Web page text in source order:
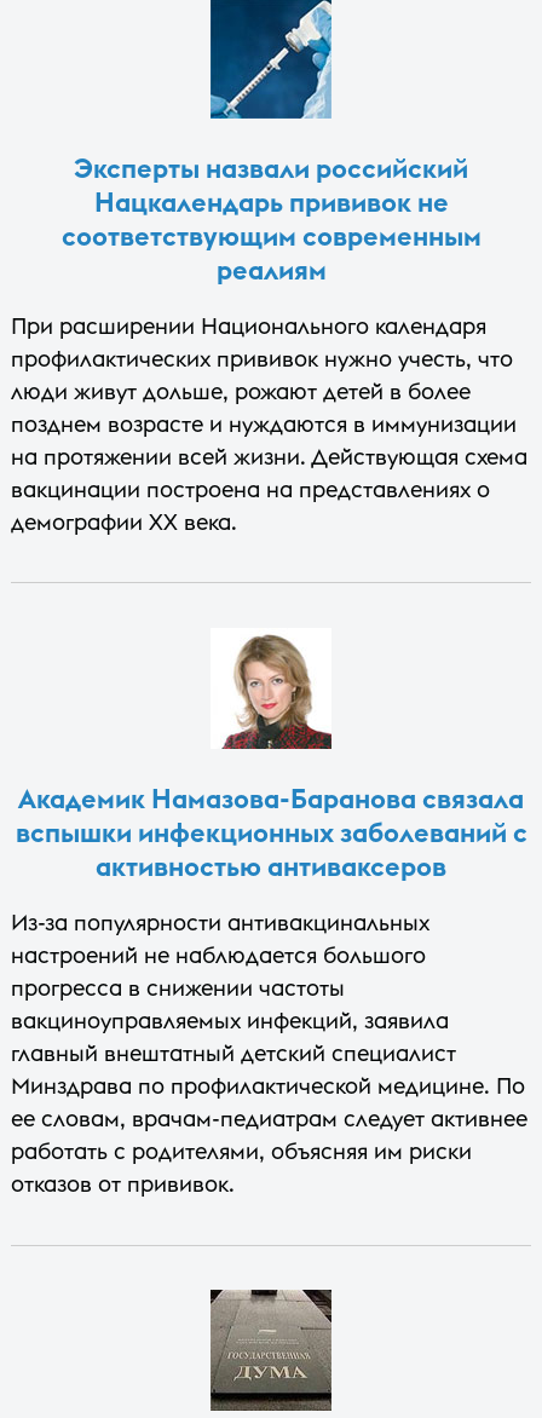
Эксперты назвали российский
Нацкалендарь прививок не
соответствующим современным
реалиям
При расширении Национального календаря
профилактических прививок нужно учесть, что
люди живут дольше, рожают детей в более
позднем возрасте и нуждаются в иммунизации
на протяжении всей жизни. Действующая схема
вакцинации построена на представлениях о
демографии XX века.
Академик Намазова-Баранова связала
вспышки инфекционных заболеваний с
активностью антиваксеров
Из-за популярности антивакцинальных
настроений не наблюдается большого
прогресса в снижении частоты
вакциноуправляемых инфекций, заявила
главный внештатный детский специалист
Минздрава по профилактической медицине. По
ее словам, врачам-педиатрам следует активнее
работать с родителями, объясняя им риски
отказов от прививок.